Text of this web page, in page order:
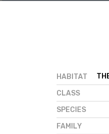
HABITAT
CLASS
SPECIES
FAMILY